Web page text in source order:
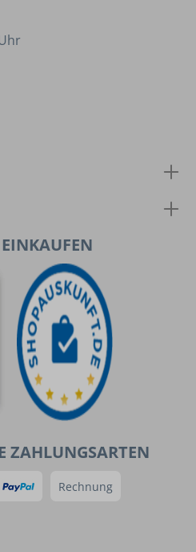
ZAHLUNGSARTEN
Rechnung